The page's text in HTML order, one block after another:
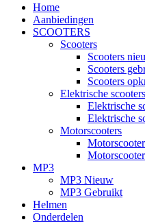
Home
Aanbiedingen
SCOOTERS
Scooters
Scooters
Scooters
Scooters
Elektrische scooters
Elektrische
Elektrische
Motorscooters
MP3
MP3 Nieuw
MP3 Gebruikt
Helmen
Onderdelen